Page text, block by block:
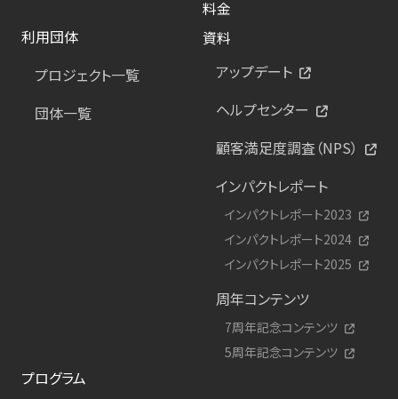
料金
利用団体
プロジェクト一覧
団体一覧
資料
アップデート
ヘルプセンター
顧客満足度調査（NPS）
インパクトレポート
インパクトレポート2023
インパクトレポート2024
インパクトレポート2025
周年コンテンツ
7周年記念コンテンツ
5周年記念コンテンツ
プログラム